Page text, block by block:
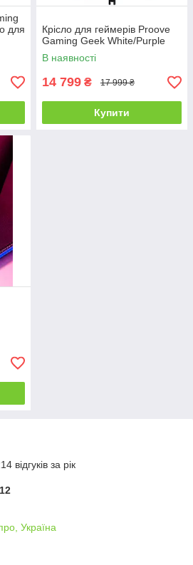
для
Крісло для геймерів Proove
Gaming Geek White/Purple
В наявності
14 799 ₴ 17 999 ₴
Купити
відгуків за рік
Україна